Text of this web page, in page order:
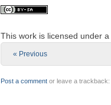
This work is licensed under a
« Previous
Post a comment or leave a trackback: